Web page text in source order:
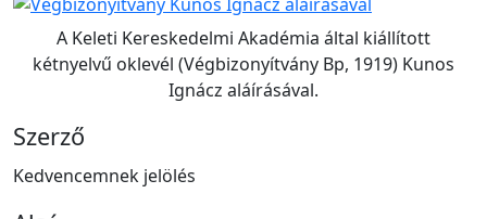
A Keleti Kereskedelmi Akadémia által kiállított
kétnyelvű oklevél (Végbizonyítvány Bp, 1919) Kunos
Ignácz aláírásával.
Szerző
Kedvencemnek jelölés